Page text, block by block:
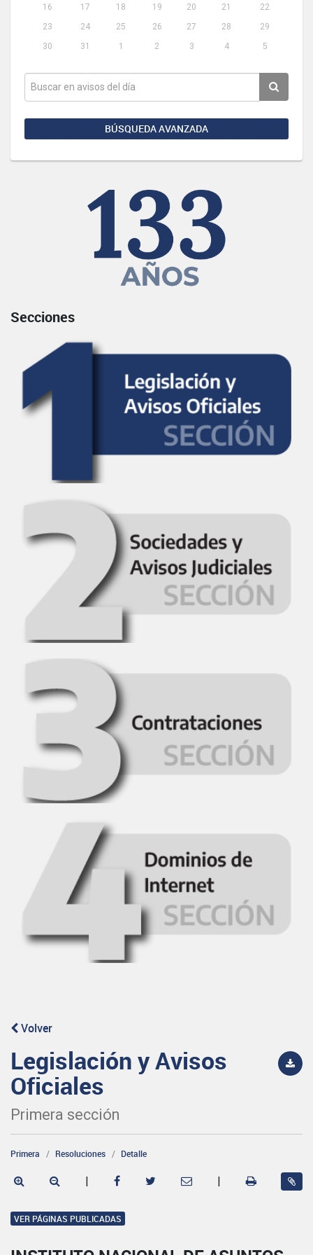
16
17 18 19 20 21
22
23
24 25 26 27 28
29
30
31 1 2 3 4 5
BÚSQUEDA AVANZADA
Secciones
Volver
Legislación y Avisos
Oficiales
Primera sección
Primera Resoluciones Detalle
| |
VER PÁGINAS PUBLICADAS